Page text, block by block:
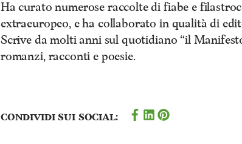
Ha curato numerose raccolte di fiabe e
extraeuropeo, e ha collaborato in qualità di
Scrive da molti anni sul quotidiano “il
romanzi, racconti e poesie.
Condividi sui social: